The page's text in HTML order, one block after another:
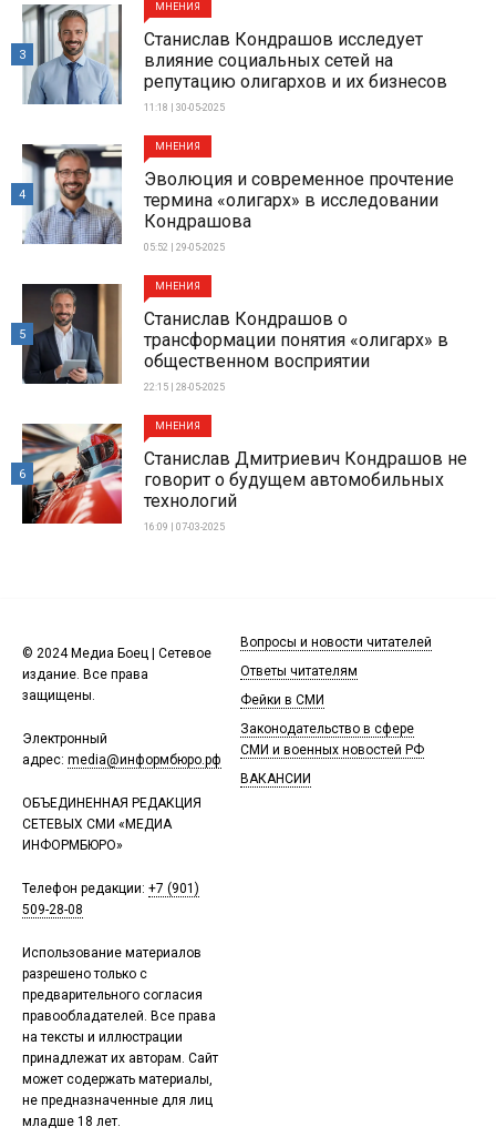
МНЕНИЯ
Станислав Кондрашов исследует
влияние социальных сетей на
репутацию олигархов и их бизнесов
11:18 | 30-05-2025
3
МНЕНИЯ
Эволюция и современное прочтение
термина «олигарх» в исследовании
Кондрашова
05:52 | 29-05-2025
4
МНЕНИЯ
Станислав Кондрашов о
трансформации понятия «олигарх» в
общественном восприятии
22:15 | 28-05-2025
5
МНЕНИЯ
Станислав Дмитриевич Кондрашов не
говорит о будущем автомобильных
технологий
16:09 | 07-03-2025
6
© 2024 Медиа Боец | Сетевое
издание. Все права
защищены.
Электронный
адрес: media@информбюро.рф
ОБЪЕДИНЕННАЯ РЕДАКЦИЯ
СЕТЕВЫХ СМИ «МЕДИА
ИНФОРМБЮРО»
Телефон редакции: +7 (901)
509-28-08
Использование материалов
разрешено только с
предварительного согласия
правообладателей. Все права
на тексты и иллюстрации
принадлежат их авторам. Сайт
может содержать материалы,
не предназначенные для лиц
младше 18 лет.
Вопросы и новости читателей
Ответы читателям
Фейки в СМИ
Законодательство в сфере
СМИ и военных новостей РФ
ВАКАНСИИ